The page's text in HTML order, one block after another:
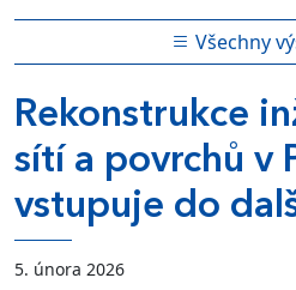
Všechny
Rekonstrukce
sítí a povrchů v
vstupuje do
5. února 2026